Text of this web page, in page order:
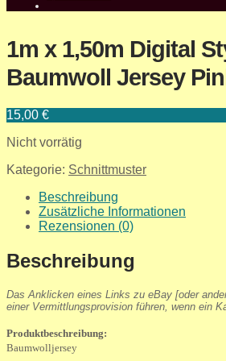
1m x 1,50m Digital
Baumwoll Jersey
15,00 €
Nicht vorrätig
Kategorie: Schnittmuster
Beschreibung
Zusätzliche Informationen
Rezensionen (0)
Beschreibung
Das Anklicken eines Links zu eBay [oder
einer Vermittlungsprovision führen, wenn ein
Produktbeschreibung:
Baumwolljersey